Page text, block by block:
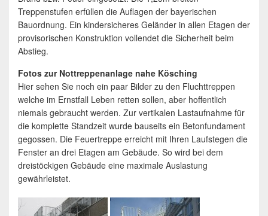
Treppenstufen erfüllen die Auflagen der bayerischen
Bauordnung. Ein kindersicheres Geländer in allen Etagen der
provisorischen Konstruktion vollendet die Sicherheit beim
Abstieg.
Fotos zur Nottreppenanlage nahe Kösching
Hier sehen Sie noch ein paar Bilder zu den Fluchttreppen
welche im Ernstfall Leben retten sollen, aber hoffentlich
niemals gebraucht werden. Zur vertikalen Lastaufnahme für
die komplette Standzeit wurde bauseits ein Betonfundament
gegossen. Die Feuertreppe erreicht mit Ihren Laufstegen die
Fenster an drei Etagen am Gebäude. So wird bei dem
dreistöckigen Gebäude eine maximale Auslastung
gewährleistet.